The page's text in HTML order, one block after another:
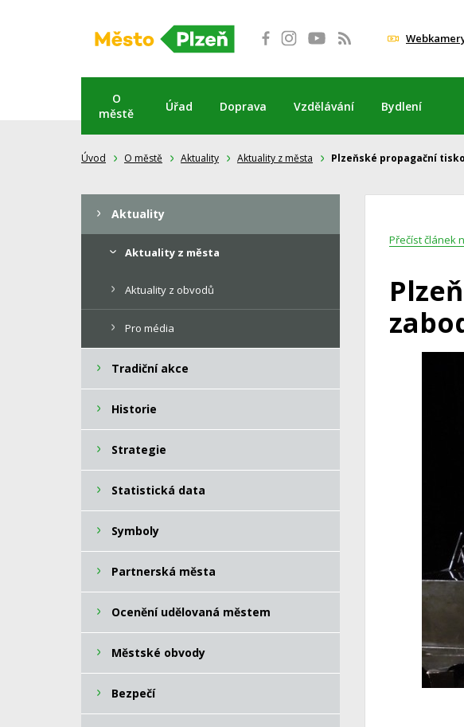
O
městě
Úřad Doprava Vzdělávání Bydlení
Úvod O městě Aktuality Aktuality z města Plzeňské propagační
Přečíst článek
Aktuality
Aktuality z města
Aktuality z obvodů
Pro média
Tradiční akce
Historie
Strategie
Statistická data
Symboly
Partnerská města
Ocenění udělovaná městem
Městské obvody
Bezpečí